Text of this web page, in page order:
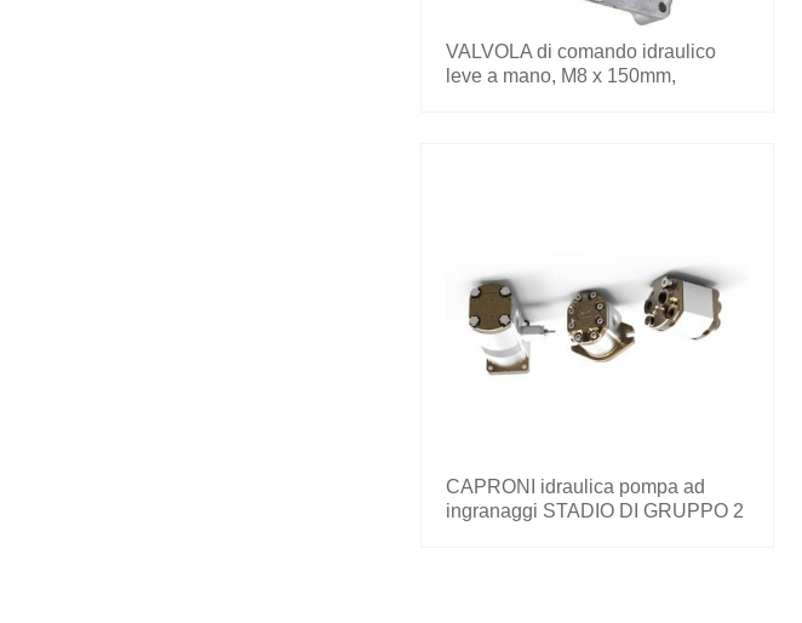
VALVOLA di comando idraulico
leve a mano, M8 x 150mm,
CAPRONI idraulica pompa ad
ingranaggi STADIO DI GRUPPO 2